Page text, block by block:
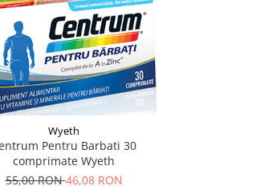
Wyeth
Pentru Barbati 30
comprimate Wyeth
55,00 RON46,08 RON